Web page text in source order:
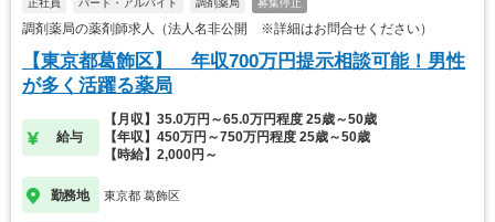
正社員 パート・アルバイト 調剤薬局 募集停止
調剤薬局の薬剤師求人（法人名非公開 ※詳細はお問合せください）
【東京都葛飾区】 年収700万円提示相談可能！男性
が多く活躍る薬局
給与
【月収】35.0万円～65.0万円程度 25歳～50歳
【年収】450万円～750万円程度 25歳～50歳
【時給】2,000円～
勤務地 東京都 葛飾区